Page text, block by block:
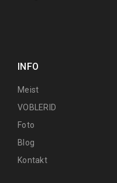
INFO
Meist
VOBLERID
Foto
Blog
Kontakt